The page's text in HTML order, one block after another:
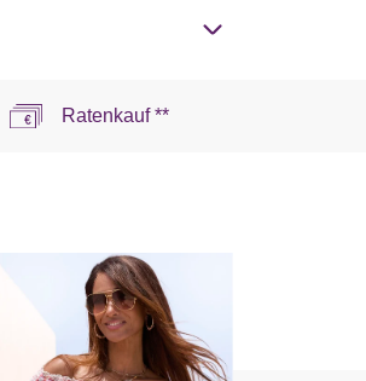
Ratenkauf **